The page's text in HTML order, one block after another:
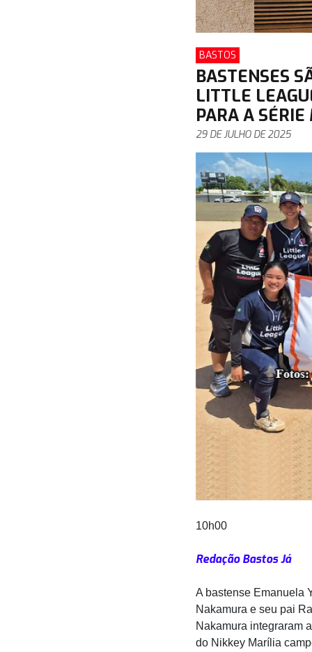
BASTOS
BASTENSES
LITTLE
PARA A
29 DE JULHO DE 2025
10h00
Redação Bastos Já
A bastense Emanuela
Nakamura e seu pai
Nakamura integraram
do Nikkey Marília